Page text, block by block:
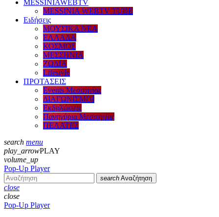
MESSINIAWEBTV
MESSINIA WEBTV TUBE
Eιδήσεις
ΜΟΥΣΙΚΑ ΝΕΑ
ΕΛΛΑΔΑ
ΚΟΣΜΟΣ
ΜΕΣΣΗΝΙΑ
ΖΩΔΙΑ
Lifestyle
ΠΡΟΤΑΣΕΙΣ
Events Μεσσηνίας
ΔΙΑΓΩΝΙΣΜΟΙ
Εκδηλώσεις
Πανηγύρια Μεσσηνίας
ΠΕΛΑΤΕΣ
search menu
play_arrowPLAY
volume_up
Pop-Up Player
search Αναζήτηση
close
close
Pop-Up Player